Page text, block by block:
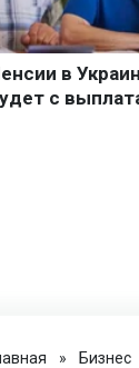
» Бизнес